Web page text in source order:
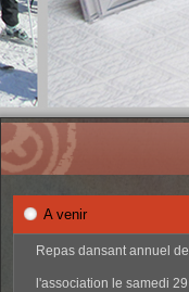
A venir
Repas dansant annuel de
l'association le samedi 29